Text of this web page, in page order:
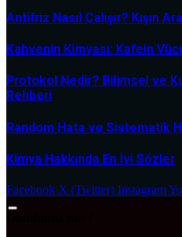
Antifriz Nasıl Çalışır? Kışın
Kahvenin Kimyası: Kafein
Protokol Nedir? Bilimsel ve
Rehberi
Random Hata ve Sistematik
Kimya Hakkında En İyi Sözler
Facebook X (Twitter) Instagram